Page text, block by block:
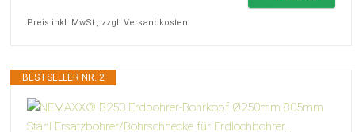
Preis inkl. MwSt., zzgl. Versandkosten
BESTSELLER NR. 2